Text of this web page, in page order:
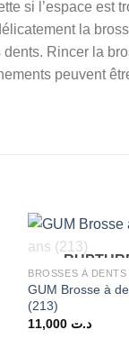
si l’espace est
la
Rincer la
peuvent
BROSSES À DENTS
GUM Brosse à
(213)
د.ت